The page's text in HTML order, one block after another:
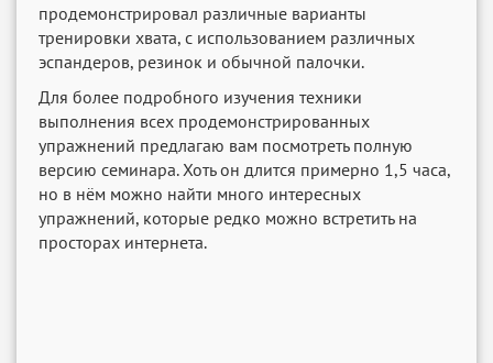
продемонстрировал различные варианты
тренировки хвата, с использованием различных
эспандеров, резинок и обычной палочки.
Для более подробного изучения техники
выполнения всех продемонстрированных
упражнений предлагаю вам посмотреть полную
версию семинара. Хоть он длится примерно 1,5 часа,
но в нём можно найти много интересных
упражнений, которые редко можно встретить на
просторах интернета.